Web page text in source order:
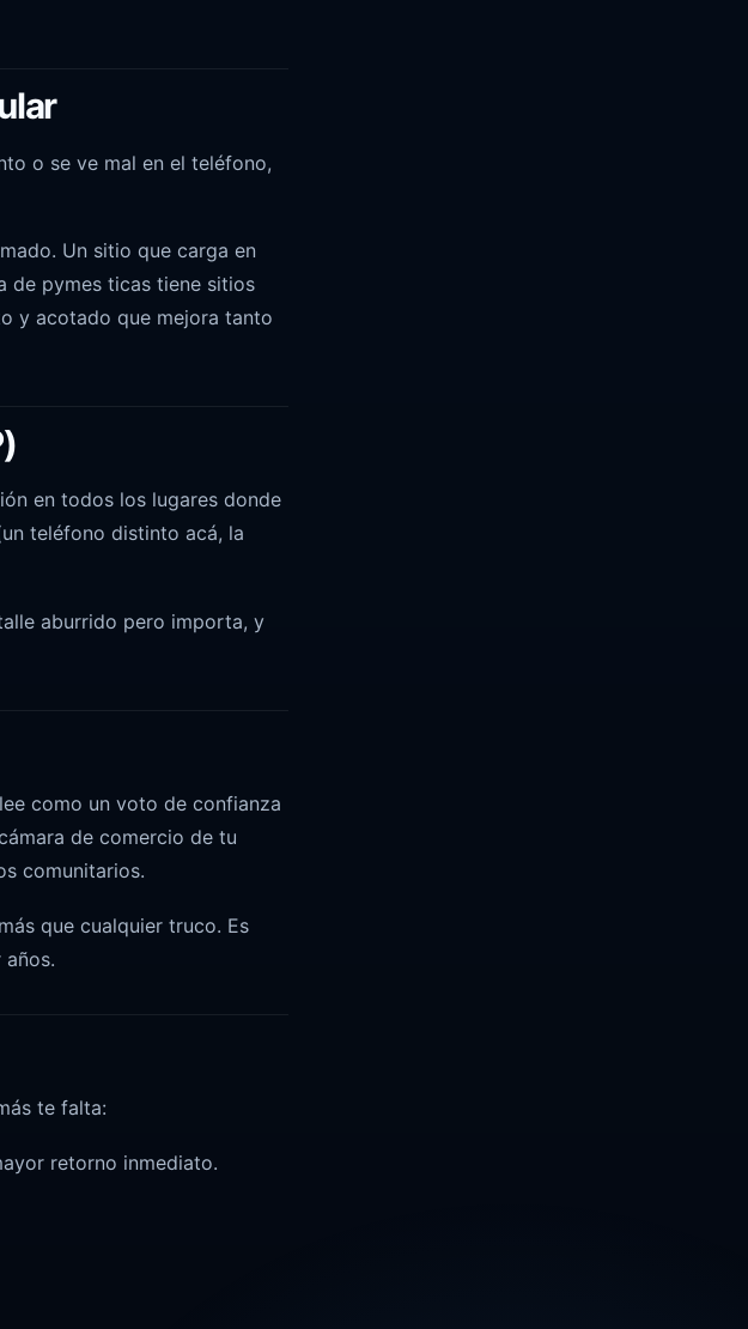
o se ve mal en el teléfono,
Un sitio que carga en
de pymes ticas tiene sitios
y acotado que mejora tanto
en todos los lugares donde
teléfono distinto acá, la
aburrido pero importa, y
como un voto de confianza
de comercio de tu
comunitarios.
que cualquier truco. Es
te falta:
retorno inmediato.